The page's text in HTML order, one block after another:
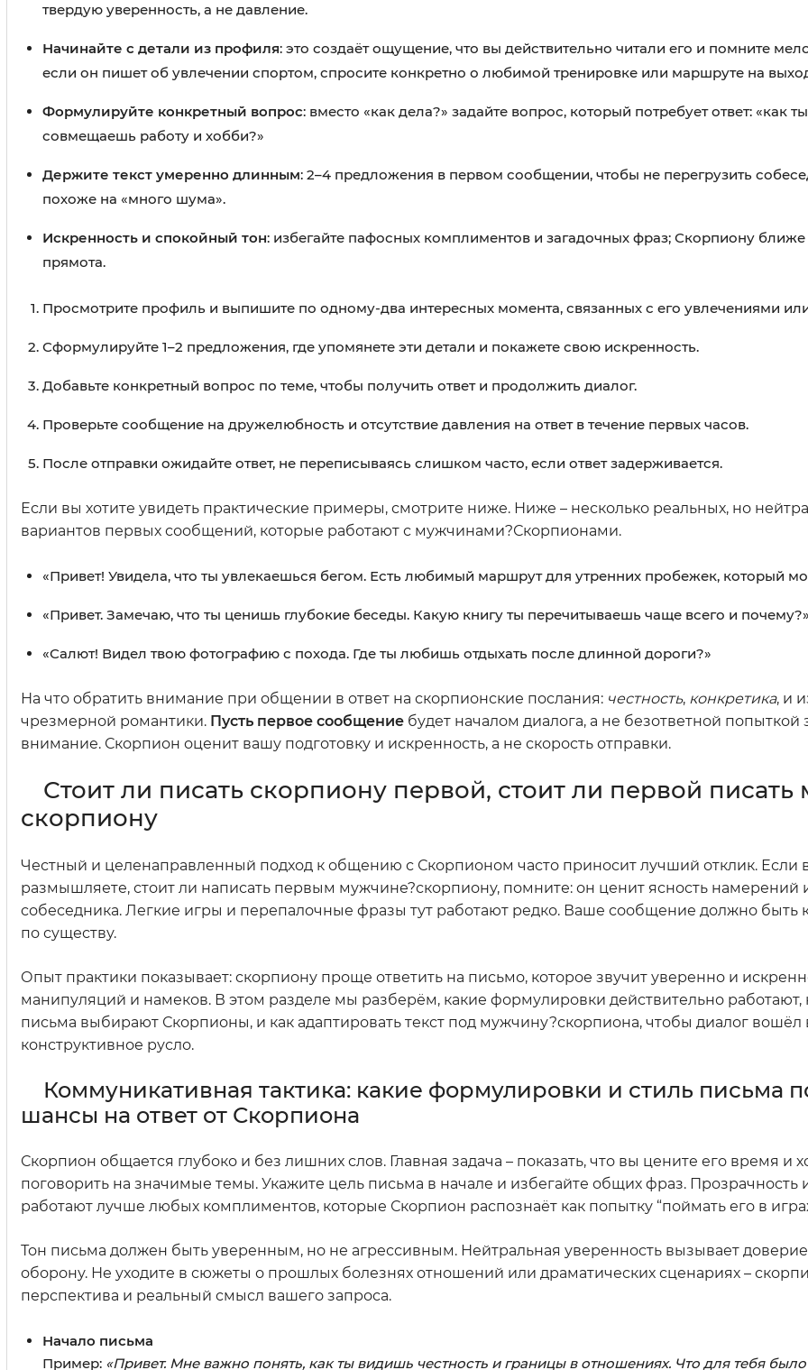
твердую уверенность, а не давление.
Начинайте с детали из профиля: это создаёт ощущение, что вы действительно читали его и помните
если он пишет об увлечении спортом, спросите конкретно о любимой тренировке или маршруте на
Формулируйте конкретный вопрос: вместо «как дела?» задайте вопрос, который потребует ответ: «как
совмещаешь работу и хобби?»
Держите текст умеренно длинным: 2–4 предложения в первом сообщении, чтобы не перегрузить
похоже на «много шума».
Искренность и спокойный тон: избегайте пафосных комплиментов и загадочных фраз; Скорпиону ближе
прямота.
Просмотрите профиль и выпишите по одному-два интересных момента, связанных с его увлечениями
Сформулируйте 1–2 предложения, где упомянете эти детали и покажете свою искренность.
Добавьте конкретный вопрос по теме, чтобы получить ответ и продолжить диалог.
Проверьте сообщение на дружелюбность и отсутствие давления на ответ в течение первых часов.
После отправки ожидайте ответ, не переписываясь слишком часто, если ответ задерживается.
Если вы хотите увидеть практические примеры, смотрите ниже. Ниже – несколько реальных, но
вариантов первых сообщений, которые работают с мужчинами?Скорпионами.
«Привет! Увидела, что ты увлекаешься бегом. Есть любимый маршрут для утренних пробежек, который
«Привет. Замечаю, что ты ценишь глубокие беседы. Какую книгу ты перечитываешь чаще всего и
«Салют! Видел твою фотографию с похода. Где ты любишь отдыхать после длинной дороги?»
На что обратить внимание при общении в ответ на скорпионские послания: честность, конкретика, и
чрезмерной романтики. Пусть первое сообщение будет началом диалога, а не безответной попыткой
внимание. Скорпион оценит вашу подготовку и искренность, а не скорость отправки.
Стоит ли писать скорпиону первой, стоит ли первой
скорпиону
Честный и целенаправленный подход к общению с Скорпионом часто приносит лучший отклик. Если
размышляете, стоит ли написать первым мужчине?скорпиону, помните: он ценит ясность намерений
собеседника. Легкие игры и перепалочные фразы тут работают редко. Ваше сообщение должно быть
по существу.
Опыт практики показывает: скорпиону проще ответить на письмо, которое звучит уверенно и
манипуляций и намеков. В этом разделе мы разберём, какие формулировки действительно работают,
письма выбирают Скорпионы, и как адаптировать текст под мужчину?скорпиона, чтобы диалог вошёл
конструктивное русло.
Коммуникативная тактика: какие формулировки и стиль письма
шансы на ответ от Скорпиона
Скорпион общается глубоко и без лишних слов. Главная задача – показать, что вы цените его время и
поговорить на значимые темы. Укажите цель письма в начале и избегайте общих фраз. Прозрачность
работают лучше любых комплиментов, которые Скорпион распознаёт как попытку “поймать его в
Тон письма должен быть уверенным, но не агрессивным. Нейтральная уверенность вызывает
оборону. Не уходите в сюжеты о прошлых болезнях отношений или драматических сценариях –
перспектива и реальный смысл вашего запроса.
Начало письма
Пример: «Привет. Мне важно понять, как ты видишь честность и границы в отношениях. Что для тебя